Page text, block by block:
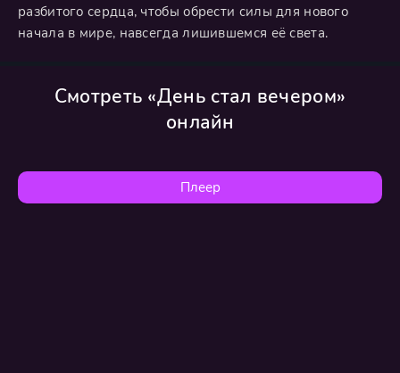
разбитого сердца, чтобы обрести силы для нового
начала в мире, навсегда лишившемся её света.
Смотреть «День стал вечером»
онлайн
Плеер